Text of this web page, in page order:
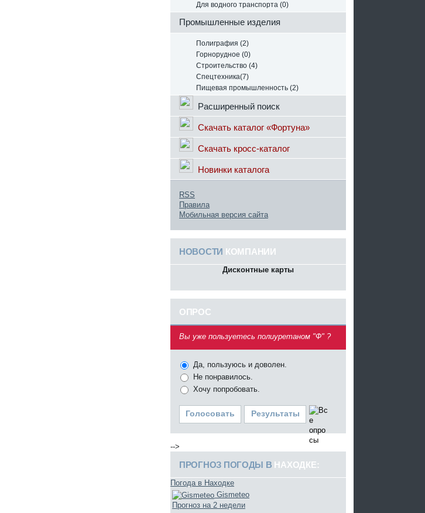
Для водного транспорта (0)
Промышленные изделия
Полиграфия (2)
Горнорудное (0)
Строительство (4)
Спецтехника(7)
Пищевая промышленность (2)
Расширенный поиск
Скачать каталог «Фортуна»
Скачать кросс-каталог
Новинки каталога
RSS
Правила
Мобильная версия сайта
НОВОСТИ КОМПАНИИ
Дисконтные карты
ОПРОС
Вы уже пользуетесь полиуретаном "Ф" ?
Да, пользуюсь и доволен.
Не понравилось.
Хочу попробовать.
Голосовать Результаты
-->
ПРОГНОЗ ПОГОДЫ В НАХОДКЕ:
Погода в Находке
Gismeteo
Прогноз на 2 недели